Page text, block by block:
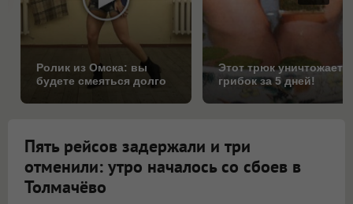
Ролик из Омска: вы
будете смеяться долго
Этот трюк уничтожает
грибок за 5 дней!
Пять рейсов задержали и три
отменили: утро началось со сбоев в
Толмачёво